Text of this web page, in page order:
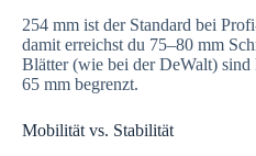
254 mm ist der Standard bei
damit erreichst du 75–80 mm
Blätter (wie bei der DeWalt) sind
65 mm begrenzt.
Mobilität vs. Stabilität